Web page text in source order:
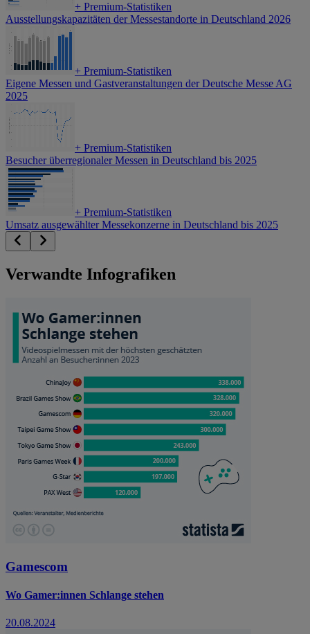
+ Premium-Statistiken
Ausstellungskapazitäten der Messestandorte in Deutschland 2026
+ Premium-Statistiken
Eigene Messen und Gastveranstaltungen der Deutsche Messe AG
2025
+ Premium-Statistiken
Besucher überregionaler Messen in Deutschland bis 2025
+ Premium-Statistiken
Umsatz ausgewählter Messekonzerne in Deutschland bis 2025
Verwandte Infografiken
Gamescom
Wo Gamer:innen Schlange stehen
20.08.2024